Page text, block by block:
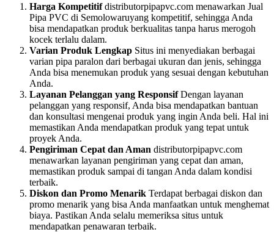
Harga Kompetitifdistributorpipapvc.com menawarkan Jual
Pipa PVC di Semolowaruyang kompetitif, sehingga Anda
bisa mendapatkan produk berkualitas tanpa harus merogoh
kocek terlalu dalam.
Varian Produk Lengkap Situs ini menyediakan berbagai
varian pipa paralon dari berbagai ukuran dan jenis, sehingga
Anda bisa menemukan produk yang sesuai dengan kebutuhan
Anda.
Layanan Pelanggan yang ResponsifDengan layanan
pelanggan yang responsif, Anda bisa mendapatkan bantuan
dan konsultasi mengenai produk yang ingin Anda beli. Hal ini
memastikan Anda mendapatkan produk yang tepat untuk
proyek Anda.
Pengiriman Cepat dan Aman distributorpipapvc.com
menawarkan layanan pengiriman yang cepat dan aman,
memastikan produk sampai di tangan Anda dalam kondisi
terbaik.
Diskon dan Promo Menarik Terdapat berbagai diskon dan
promo menarik yang bisa Anda manfaatkan untuk menghemat
biaya. Pastikan Anda selalu memeriksa situs untuk
mendapatkan penawaran terbaik.